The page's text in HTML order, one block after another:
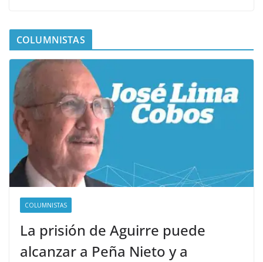
COLUMNISTAS
COLUMNISTAS
La prisión de Aguirre puede
alcanzar a Peña Nieto y a